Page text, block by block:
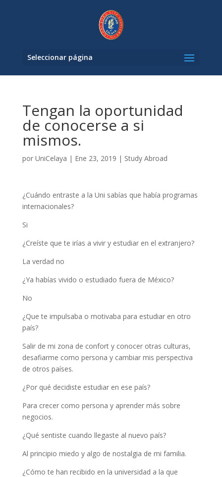
Seleccionar página
Tengan la oportunidad
de conocerse a si
mismos.
por UniCelaya | Ene 23, 2019 | Study Abroad
¿Cuándo entraste a la Uni sabías que había programas
internacionales?
Si
¿Creíste que te irías a vivir y estudiar en el extranjero?
La verdad no
¿Ya habías vivido o estudiado fuera de México?
No
¿Que te impulsaba o motivaba para estudiar en otro
país?
Salir de mi zona de confort y conocer otras culturas,
desafiarme como persona y cambiar mis perspectiva
de otros países.
¿Por qué decidiste estudiar en ese país?
Para crecer como persona y aprender más sobre
negocios.
¿Qué sentiste cuando llegaste al nuevo país?
Al principio miedo y algo de nostalgia de mi familia.
¿Cómo te han recibido en la universidad a la que